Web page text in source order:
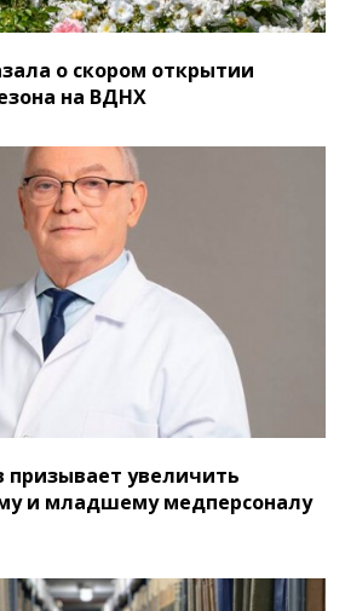
о скором открытии
на ВДНХ
призывает увеличить
и младшему медперсоналу